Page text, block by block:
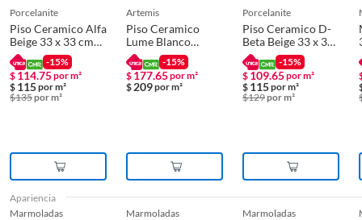
porcelanite
Piso Ceramico Alfa
Beige 33 x 33 cm
1.76 m2
-15%
$ 114.75por m²
$ 115por m²
$135por m²
artemis
Piso Ceramico
Lume Blanco
55.5X55.5 cm
Brillante 1.54m2
-15%
$ 177.65por m²
$ 209por m²
porcelanite
Piso Ceramico D-
Beta Beige 33 x 33
cm 1.76 m2
-15%
$ 109.65por m²
$ 115por m²
$129por m²
Apariencia
Marmoladas
Marmoladas Marmoladas